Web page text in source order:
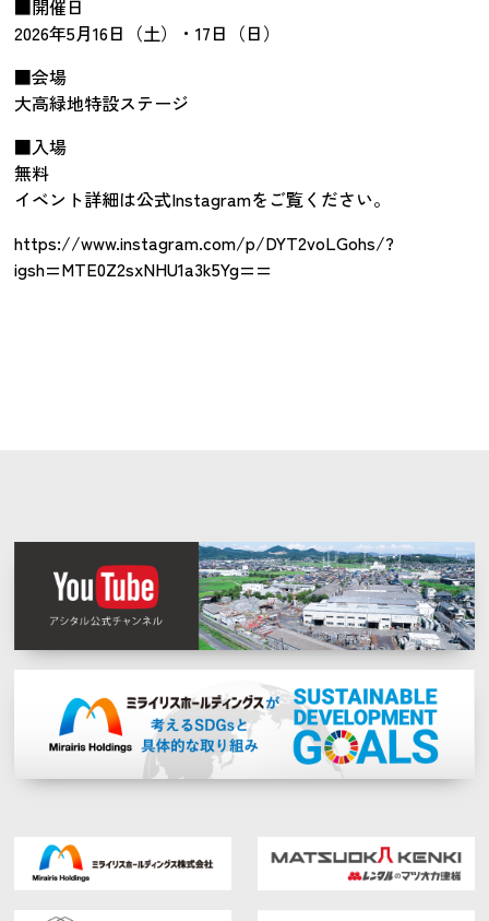
■開催日
2026年5月16日（土）・17日（日）
■会場
大高緑地特設ステージ
■入場
無料
イベント詳細は公式Instagramをご覧ください。
https://www.instagram.com/p/DYT2voLGohs/?
igsh=MTE0Z2sxNHU1a3k5Yg==